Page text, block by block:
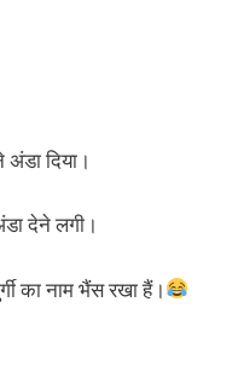
दिया।
देने लगी।
का नाम भैंस रखा हैं।